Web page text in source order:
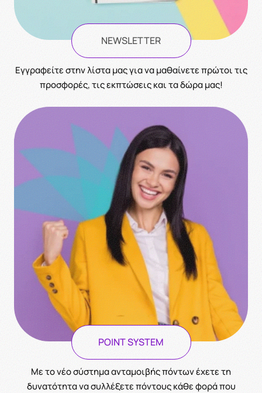
NEWSLETTER
Eγγραφείτε στην λίστα μας για να μαθαίνετε πρώτοι τις
προσφορές, τις εκπτώσεις και τα δώρα μας!
POINT SYSTEM
Με το νέο σύστημα ανταμοιβής πόντων έχετε τη
δυνατότητα να συλλέξετε πόντους κάθε φορά που